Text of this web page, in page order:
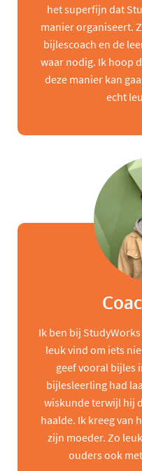
het superfijn dat
manier organiseert.
bijlescoach en de
waar nodig. Ik hoop
deze manier kan
echt
Ik ben bij
leuk vind om iets
geef vooral bijles
bijlesleerling had
wiskunde terwijl hij
haalde. Ik kreeg van
zijn moeder. Zo
ouders ook